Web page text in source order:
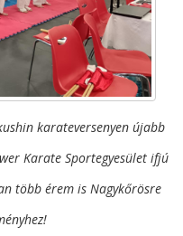
karateversenyen újabb
Karate Sportegyesület ifjú
több érem is Nagykőrösre